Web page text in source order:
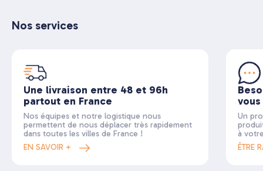
Nos services
Une livraison entre 48 et 96h
partout en France
Nos équipes et notre logistique nous
permettent de nous déplacer très rapidement
dans toutes les villes de France !
EN SAVOIR +
Un
à
ÊTRE